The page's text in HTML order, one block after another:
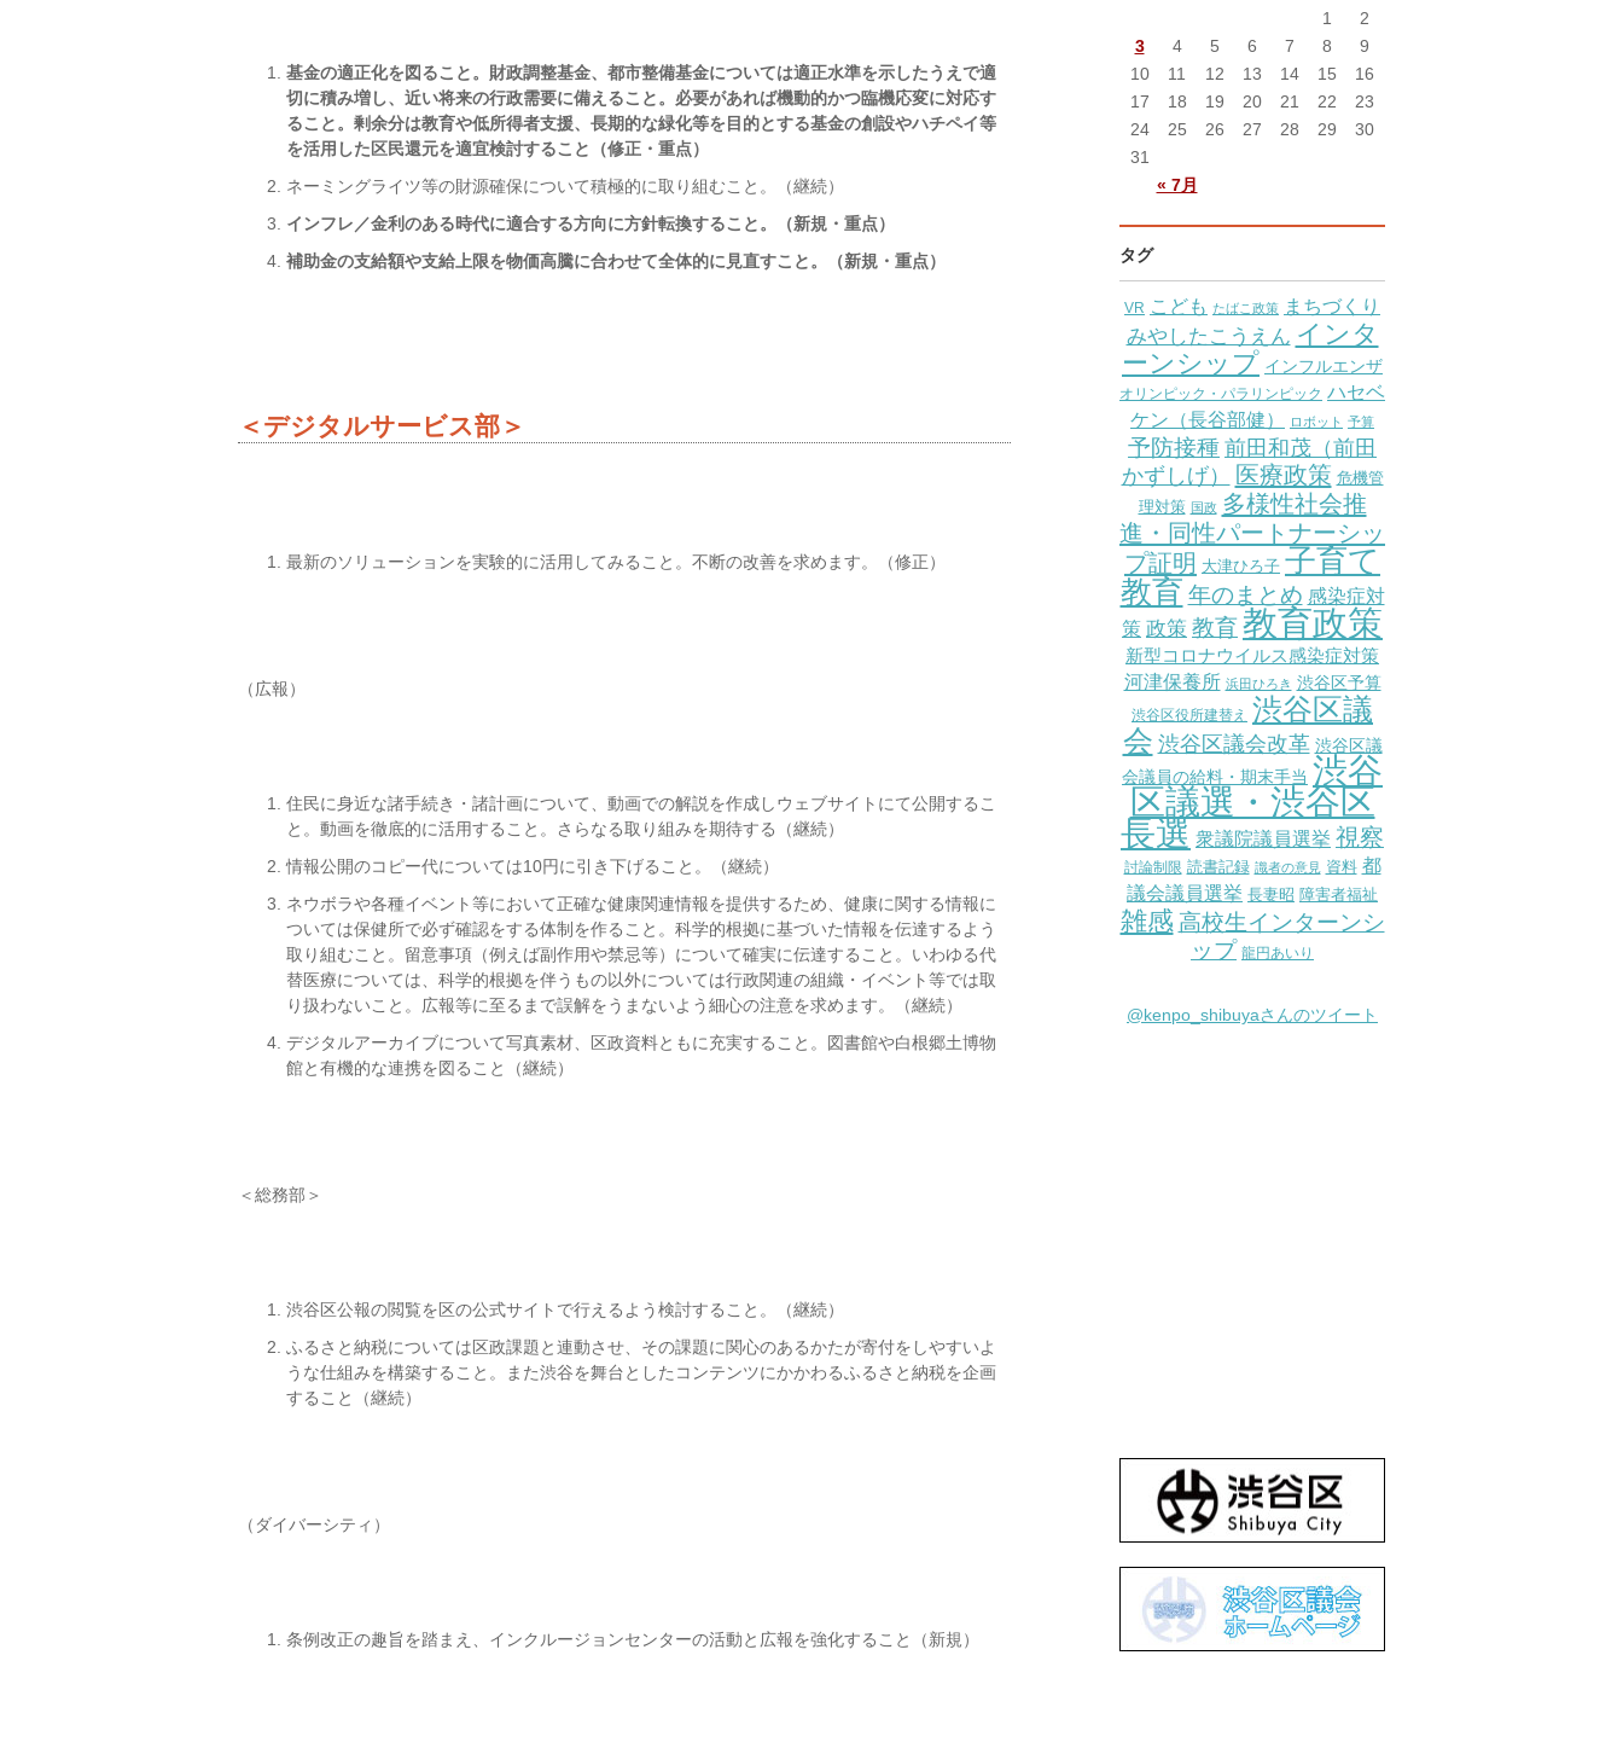
基金の適正化を図ること。財政調整基金、都市整備基金については適正水準を示したうえで適
切に積み増し、近い将来の行政需要に備えること。必要があれば機動的かつ臨機応変に対応す
ること。剰余分は教育や低所得者支援、長期的な緑化等を目的とする基金の創設やハチペイ等
を活用した区民還元を適宜検討すること（修正・重点）
ネーミングライツ等の財源確保について積極的に取り組むこと。（継続）
インフレ／金利のある時代に適合する方向に方針転換すること。（新規・重点）
補助金の支給額や支給上限を物価高騰に合わせて全体的に見直すこと。（新規・重点）
＜デジタルサービス部＞
最新のソリューションを実験的に活用してみること。不断の改善を求めます。（修正）
（広報）
住民に身近な諸手続き・諸計画について、動画での解説を作成しウェブサイトにて公開するこ
と。動画を徹底的に活用すること。さらなる取り組みを期待する（継続）
情報公開のコピー代については10円に引き下げること。（継続）
ネウボラや各種イベント等において正確な健康関連情報を提供するため、健康に関する情報に
ついては保健所で必ず確認をする体制を作ること。科学的根拠に基づいた情報を伝達するよう
取り組むこと。留意事項（例えば副作用や禁忌等）について確実に伝達すること。いわゆる代
替医療については、科学的根拠を伴うもの以外については行政関連の組織・イベント等では取
り扱わないこと。広報等に至るまで誤解をうまないよう細心の注意を求めます。（継続）
デジタルアーカイブについて写真素材、区政資料ともに充実すること。図書館や白根郷土博物
館と有機的な連携を図ること（継続）
＜総務部＞
渋谷区公報の閲覧を区の公式サイトで行えるよう検討すること。（継続）
ふるさと納税については区政課題と連動させ、その課題に関心のあるかたが寄付をしやすいよ
うな仕組みを構築すること。また渋谷を舞台としたコンテンツにかかわるふるさと納税を企画
すること（継続）
（ダイバーシティ）
条例改正の趣旨を踏まえ、インクルージョンセンターの活動と広報を強化すること（新規）
« 7月
1
2
3
4 5 6 7 8
9
10
11 12 13 14 15
16
17
18 19 20 21 22
23
24
25 26 27 28 29
30
31
タグ
VR こども たばこ政策 まちづくり
みやしたこうえん インタ
ーンシップ インフルエンザ
オリンピック・パラリンピック ハセベ
ケン（長谷部健）
ロボット 予算
予防接種 前田和茂（前田
かずしげ）
医療政策 危機管
理対策 国政 多様性社会推
進・同性パートナーシッ
プ証明 大津ひろ子 子育て
教育 年のまとめ 感染症対
策 政策 教育教育政策
新型コロナウイルス感染症対策
河津保養所 浜田ひろき 渋谷区予算
渋谷区役所建替え 渋谷区議
会 渋谷区議会改革 渋谷区議
会議員の給料・期末手当 渋谷
区議選・渋谷区
長選 衆議院議員選挙 視察
討論制限 読書記録 識者の意見 資料 都
議会議員選挙 長妻昭 障害者福祉
雑感 高校生インターンシ
ップ 龍円あいり
@kenpo_shibuyaさんのツイート